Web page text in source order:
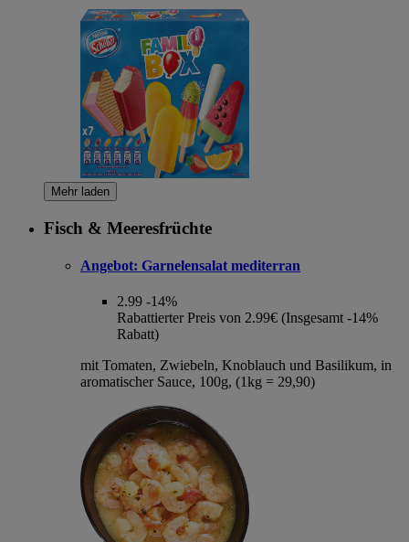
Mehr laden
Fisch & Meeresfrüchte
Angebot: Garnelensalat mediterran
2.99 -14%
Rabattierter Preis von 2.99€ (Insgesamt -14%
Rabatt)
mit Tomaten, Zwiebeln, Knoblauch und Basilikum, in
aromatischer Sauce, 100g, (1kg = 29,90)